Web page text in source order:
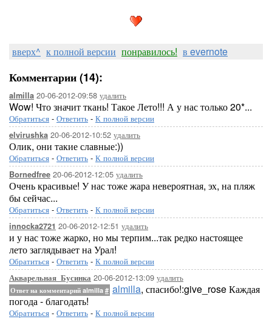
вверх^ к полной версии понравилось! в evernote
Комментарии (14):
almilla 20-06-2012-09:58 удалить
Wow! Что значит ткань! Такое Лето!!! А у нас только 20*...
Обратиться - Ответить - К полной версии
elvirushka 20-06-2012-10:52 удалить
Олик, они такие славные:))
Обратиться - Ответить - К полной версии
Bornedfree 20-06-2012-12:05 удалить
Очень красивые! У нас тоже жара невероятная, эх, на пляж
бы сейчас...
Обратиться - Ответить - К полной версии
innocka2721 20-06-2012-12:51 удалить
и у нас тоже жарко, но мы терпим...так редко настоящее
лето заглядывает на Урал!
Обратиться - Ответить - К полной версии
Акварельная_Бусинка 20-06-2012-13:09 удалить
Ответ на комментарий almilla # almilla, спасибо!:give_rose Каждая
погода - благодать!
Обратиться - Ответить - К полной версии